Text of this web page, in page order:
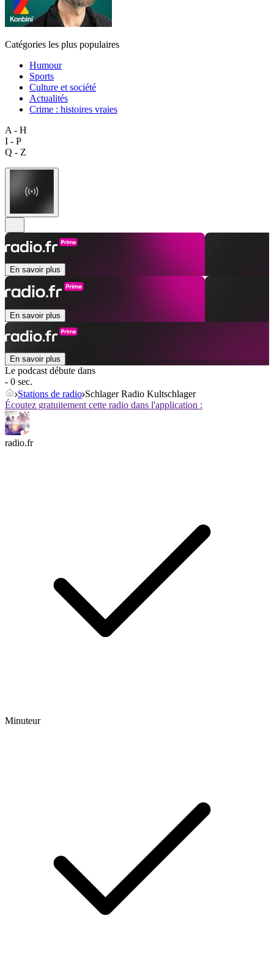
Catégories les plus populaires
Humour
Sports
Culture et société
Actualités
Crime : histoires vraies
A - H
I - P
Q - Z
En savoir plus
En savoir plus
En savoir plus
Le podcast débute dans
- 0 sec.
Stations de radio Schlager Radio Kultschlager
Écoutez gratuitement cette radio dans l'application :
radio.fr
Minuteur